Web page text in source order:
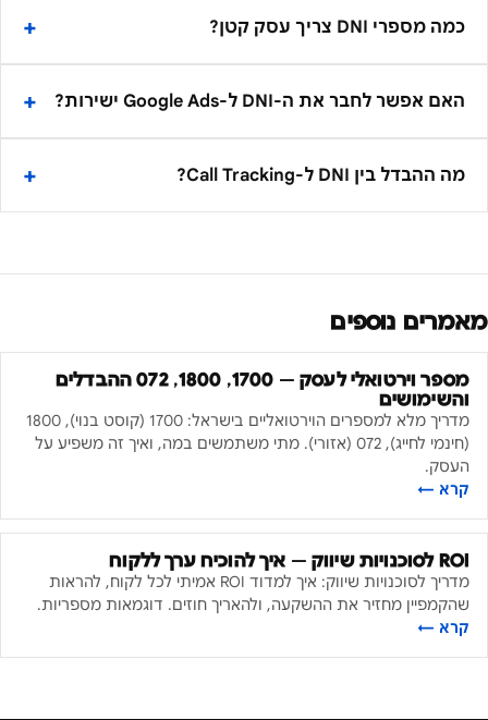
כמה מספרי DNI צריך עסק קטן?
האם אפשר לחבר את ה-DNI ל-Google Ads ישירות?
מה ההבדל בין DNI ל-Call Tracking?
מאמרים נוספים
מספר וירטואלי לעסק — 1700, 1800, 072 ההבדלים
והשימושים
מדריך מלא למספרים הוירטואליים בישראל: 1700 (קוסט בנוי), 1800
(חינמי לחייג), 072 (אזורי). מתי משתמשים במה, ואיך זה משפיע על
העסק.
קרא ←
ROI לסוכנויות שיווק — איך להוכיח ערך ללקוח
מדריך לסוכנויות שיווק: איך למדוד ROI אמיתי לכל לקוח, להראות
שהקמפיין מחזיר את ההשקעה, ולהאריך חוזים. דוגמאות מספריות.
קרא ←